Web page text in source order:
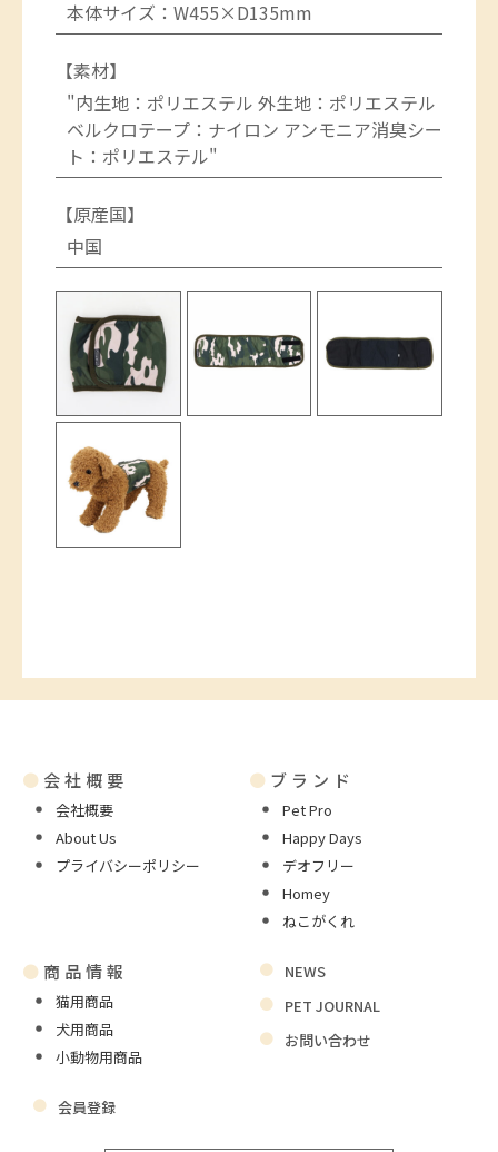
本体サイズ：W455×D135mm
【素材】
"内生地：ポリエステル 外生地：ポリエステル
ベルクロテープ：ナイロン アンモニア消臭シー
ト：ポリエステル"
【原産国】
中国
● 会社概要
会社概要
About Us
プライバシーポリシー
● ブランド
Pet Pro
Happy Days
デオフリー
Homey
ねこがくれ
● 商品情報
猫用商品
犬用商品
小動物用商品
NEWS
PET JOURNAL
お問い合わせ
会員登録